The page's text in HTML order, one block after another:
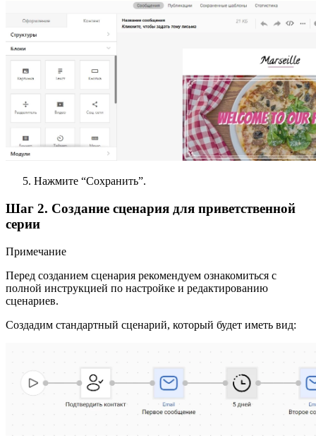
Нажмите “Сохранить”.
Шаг 2. Создание сценария для приветственной
серии
Примечание
Перед созданием сценария рекомендуем ознакомиться с
полной инструкцией по настройке и редактированию
сценариев.
Создадим стандартный сценарий, который будет иметь вид: